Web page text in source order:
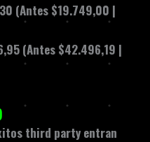
(Antes $19.749,00 |
(Antes $42.496,19 |
third party entran